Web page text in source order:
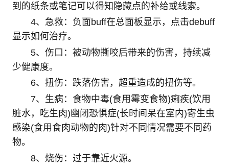
到的纸条或笔记可以得知隐藏点的补给或线索。
4、急救：负面buff在总面板显示，点击debuff
显示如何治疗。
5、伤口：被动物撕咬后带来的伤害，持续减
少健康度。
6、扭伤：跌落伤害，超重造成的扭伤等。
7、生病：食物中毒(食用霉变食物)痢疾(饮用
脏水，吃生肉)幽闭恐惧症(长时间呆在室内)寄生虫
感染(食用食肉动物的肉)针对不同情况需要不同药
物。
8、烧伤：过于靠近火源。